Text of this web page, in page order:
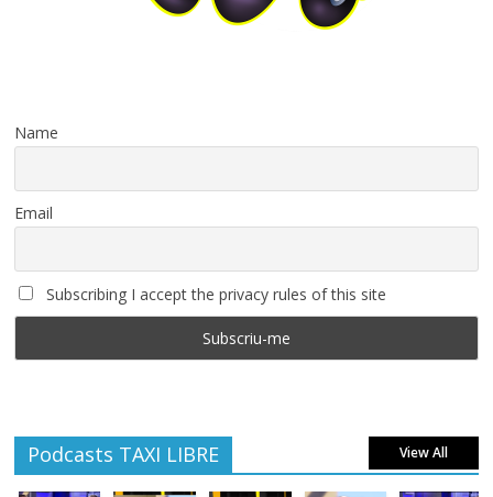
Name
Email
Subscribing I accept the privacy rules of this site
Podcasts TAXI LIBRE View All